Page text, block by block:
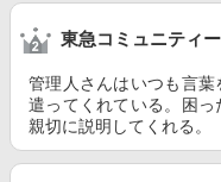
東急コミュニティー
管理人さんはいつも言
遣ってくれている。困
親切に説明してくれる。